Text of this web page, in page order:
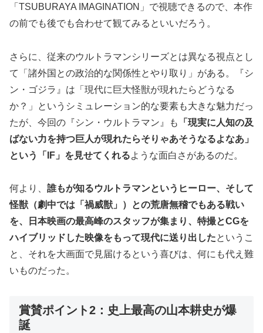
「TSUBURAYA IMAGINATION」で視聴できるので、本作
の前でも後でも合わせて観てみるといいだろう。
さらに、従来のウルトラマンシリーズとは異なる視点とし
て「諸外国との政治的な関係性とやり取り」がある。『シ
ン・ゴジラ』は「現代に巨大怪獣が現れたらどうなる
か？」というシミュレーション的な要素も大きな魅力だっ
たが、今回の『シン・ウルトラマン』も
「現実に人知の及
ばない力を持つ巨人が現れたらそりゃあそうなるよなあ」
という「IF」を見せてくれるような面白さがあるのだ。
何より、 誰もが知るウルトラマンというヒーロー、そして
怪獣（劇中では「禍威獣」）との荒唐無稽でもある戦い
を、日本映画の最高峰のスタッフが集まり、特撮とCGを
ハイブリッドした映像をもって現代に送り出したというこ
と、それを大画面で見届けるという喜びは、何にも代え難
いものだった。
賞賛ポイント2：史上最高の山本耕史が爆
誕